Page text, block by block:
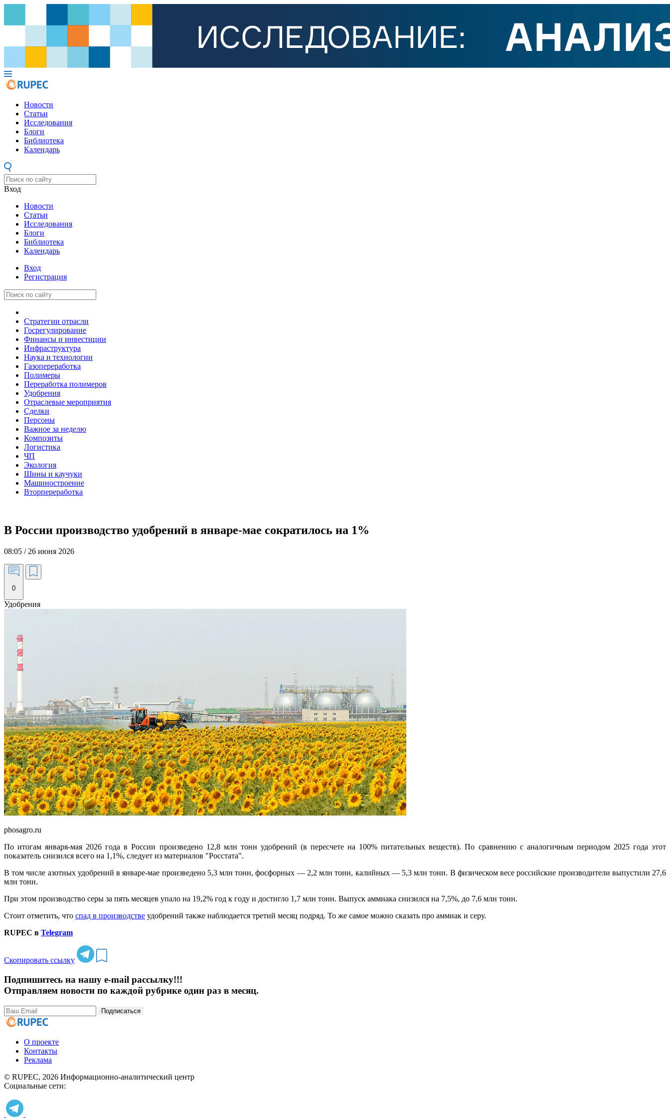
Новости
Статьи
Исследования
Блоги
Библиотека
Календарь
Вход
Новости
Статьи
Исследования
Блоги
Библиотека
Календарь
Вход
Регистрация
Стратегии отрасли
Госрегулирование
Финансы и инвестиции
Инфраструктура
Наука и технологии
Газопереработка
Полимеры
Переработка полимеров
Удобрения
Отраслевые мероприятия
Сделки
Персоны
Важное за неделю
Композиты
Логистика
ЧП
Экология
Шины и каучуки
Машиностроение
Вторпереработка
В России производство удобрений в январе-мае сократилось на 1%
08:05 / 26 июня 2026
0
phosagro.ru
По итогам января-мая 2026 года в России произведено 12,8 млн тонн удобрений (в пересчете на 100% питательных веществ). По сравнению с аналогичным периодом 2025 года этот
показатель снизился всего на 1,1%, следует из материалов "Росстата".
В том числе азотных удобрений в январе-мае произведено 5,3 млн тонн, фосфорных — 2,2 млн тонн, калийных — 5,3 млн тонн. В физическом весе российские производители выпустили 27,6
млн тонн.
При этом производство серы за пять месяцев упало на 19,2% год к году и достигло 1,7 млн тонн. Выпуск аммиака снизился на 7,5%, до 7,6 млн тонн.
Стоит отметить, что спад в производстве удобрений также наблюдается третий месяц подряд. То же самое можно сказать про аммиак и серу.
RUPEC в Telegram
Скопировать ссылку
Подпишитесь на нашу e-mail рассылку!!!
Отправляем новости по каждой рубрике один раз в месяц.
Подписаться
О проекте
Контакты
Реклама
© RUPEC, 2026 Информационно-аналитический центр
Социальные сети: